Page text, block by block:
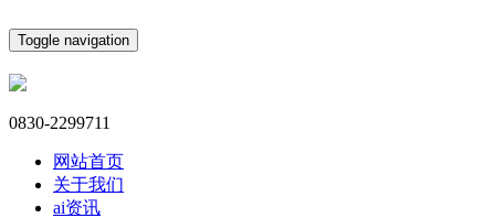
Toggle navigation
0830-2299711
网站首页
关于我们
ai资讯